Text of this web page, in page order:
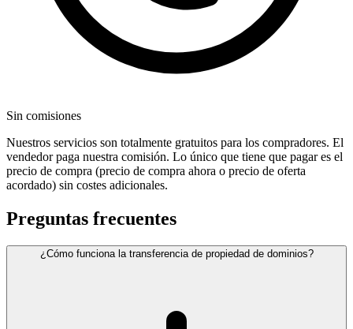
Sin comisiones
Nuestros servicios son totalmente gratuitos para los compradores. El
vendedor paga nuestra comisión. Lo único que tiene que pagar es el
precio de compra (precio de compra ahora o precio de oferta
acordado) sin costes adicionales.
Preguntas frecuentes
¿Cómo funciona la transferencia de propiedad de dominios?